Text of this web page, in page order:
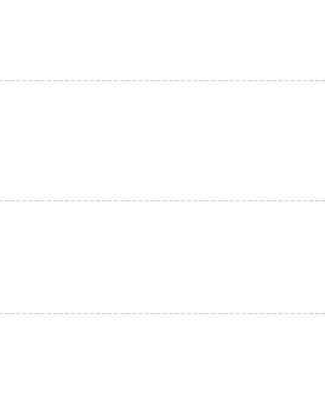
pausa su desbordante